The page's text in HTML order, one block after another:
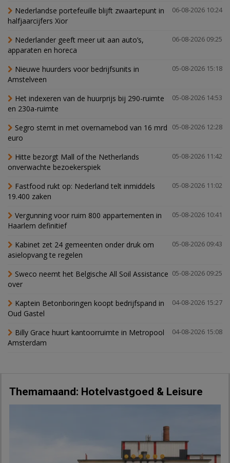
06-08-2026 10:24
Nederlandse portefeuille blijft zwaartepunt in
halfjaarcijfers Xior
06-08-2026 09:25
Nederlander geeft meer uit aan auto’s,
apparaten en horeca
05-08-2026 15:18
Nieuwe huurders voor bedrijfsunits in
Amstelveen
05-08-2026 14:53
Het indexeren van de huurprijs bij 290-ruimte
en 230a-ruimte
05-08-2026 12:28
Segro stemt in met overnamebod van 16 mrd
euro
05-08-2026 11:42
Hitte bezorgt Mall of the Netherlands
onverwachte bezoekerspiek
05-08-2026 11:02
Fastfood rukt op: Nederland telt inmiddels
19.400 zaken
05-08-2026 10:41
Vergunning voor ruim 800 appartementen in
Haarlem definitief
05-08-2026 09:43
Kabinet zet 24 gemeenten onder druk om
asielopvang te regelen
05-08-2026 09:25
Sweco neemt het Belgische All Soil Assistance
over
04-08-2026 15:27
Kaptein Betonboringen koopt bedrijfspand in
Oud Gastel
04-08-2026 15:08
Billy Grace huurt kantoorruimte in Metropool
Amsterdam
Themamaand: Hotelvastgoed & Leisure